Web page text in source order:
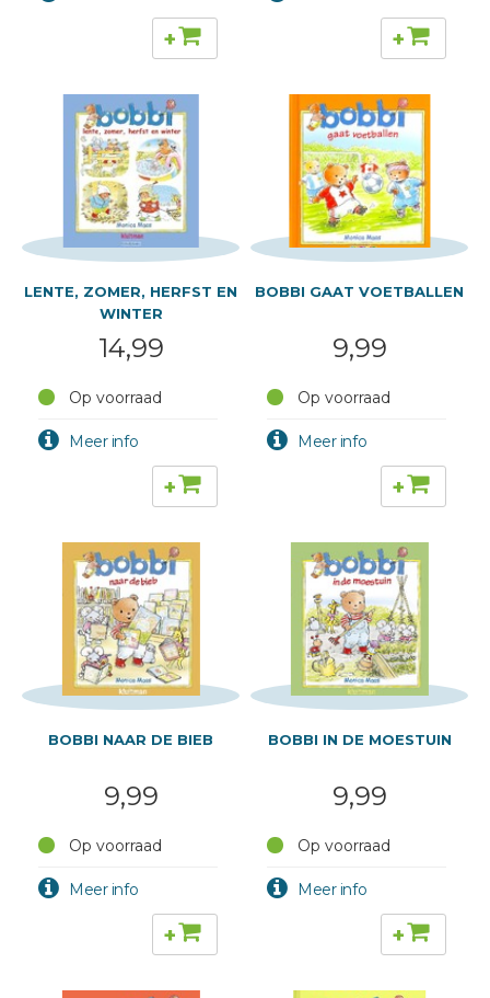
+ +
LENTE, ZOMER, HERFST EN
WINTER
14,99
Op voorraad
+
BOBBI GAAT VOETBALLEN
9,99
Op voorraad
+
BOBBI NAAR DE BIEB
9,99
Op voorraad
+
BOBBI IN DE MOESTUIN
9,99
Op voorraad
+